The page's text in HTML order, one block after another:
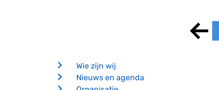
Wie zijn wij
Nieuws en agenda